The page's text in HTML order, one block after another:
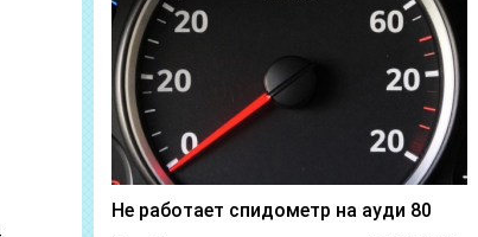
Не работает спидометр на ауди 80